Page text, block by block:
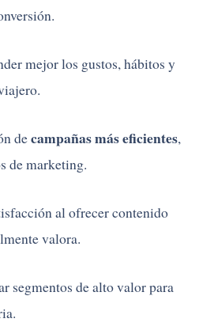
mejor los gustos, hábitos y
decampañas más eficientes,
de marketing.
al ofrecer contenido
valora.
segmentos de alto valor para